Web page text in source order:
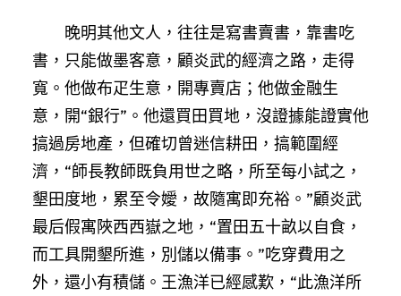
晚明其他文人，往往是寫書賣書，靠書吃
書，只能做墨客意，顧炎武的經濟之路，走得
寬。他做布疋生意，開專賣店；他做金融生
意，開“銀行”。他還買田買地，沒證據能證實他
搞過房地產，但確切曾迷信耕田，搞範圍經
濟，“師長教師既負用世之略，所至每小試之，
墾田度地，累至令嬡，故隨寓即充裕。”顧炎武
最后假寓陜西西嶽之地，“置田五十畝以自食，
而工具開墾所進，別儲以備事。”吃穿費用之
外，還小有積儲。王漁洋已經感歎，“此漁洋所